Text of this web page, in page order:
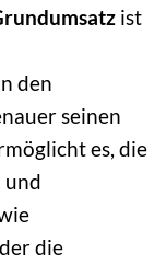
ist
den
seinen
es, die
und
die